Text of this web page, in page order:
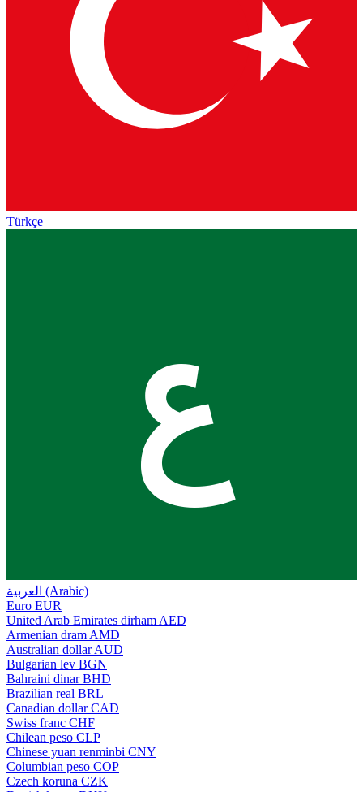
Türkçe
ع
العربية (Arabic)
Euro EUR
United Arab Emirates dirham AED
Armenian dram AMD
Australian dollar AUD
Bulgarian lev BGN
Bahraini dinar BHD
Brazilian real BRL
Canadian dollar CAD
Swiss franc CHF
Chilean peso CLP
Chinese yuan renminbi CNY
Columbian peso COP
Czech koruna CZK